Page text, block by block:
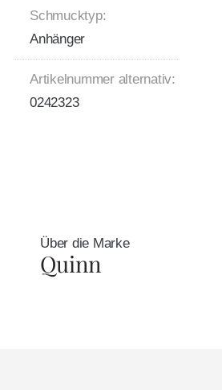
Schmucktyp:
Anhänger
Artikelnummer alternativ:
0242323
Über die Marke
Quinn